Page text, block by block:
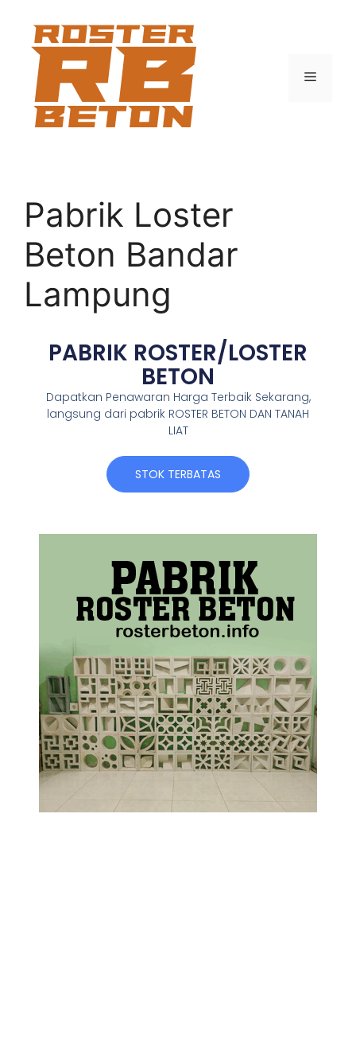
Pabrik Loster
Beton Bandar
Lampung
PABRIK ROSTER/LOSTER
BETON
Dapatkan Penawaran Harga Terbaik Sekarang,
langsung dari pabrik ROSTER BETON DAN TANAH
LIAT
STOK TERBATAS